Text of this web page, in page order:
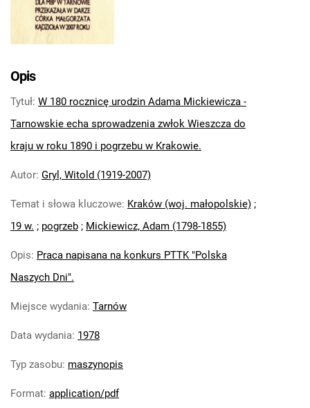
Opis
Tytuł: W 180 rocznicę urodzin Adama Mickiewicza -
Tarnowskie echa sprowadzenia zwłok Wieszcza do
kraju w roku 1890 i pogrzebu w Krakowie.
Autor: Gryl, Witold (1919-2007)
Temat i słowa kluczowe: Kraków (woj. małopolskie) ;
19 w. ; pogrzeb ; Mickiewicz, Adam (1798-1855)
Opis: Praca napisana na konkurs PTTK "Polska
Naszych Dni".
Miejsce wydania: Tarnów
Data wydania: 1978
Typ zasobu: maszynopis
Format: application/pdf